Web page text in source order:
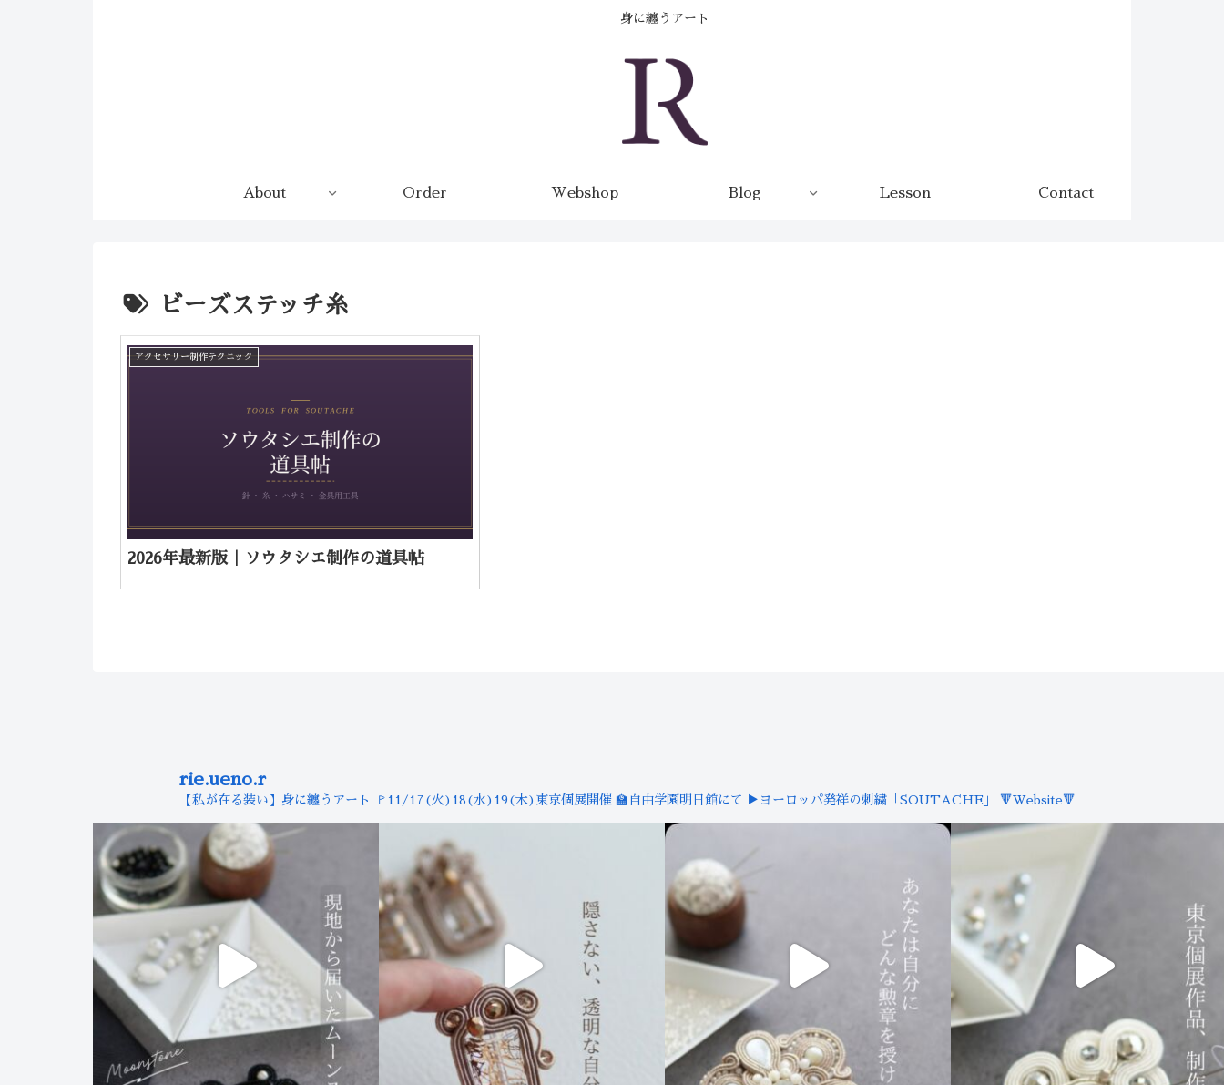
身に纏うアート
About Order Webshop Blog Lesson Contact
ビーズステッチ糸
アクセサリー制作テクニック
2026年最新版｜ソウタシエ制作の道具帖
rie.ueno.r
【私が在る装い】身に纏うアート 🚩11/17(火)18(水)19(木)東京個展開催 🏫自由学園明日館にて ▶︎ヨーロッパ発祥の刺繍「SOUTACHE」 🔻Website🔻